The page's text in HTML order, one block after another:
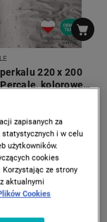
220 x 200
kolorowe
z 30 dni
zapisanych za
i w celu
użytkowników.
cookies
Korzystając ze strony
aktualnymi
Cookies